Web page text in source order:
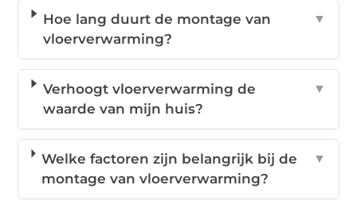
Hoe lang duurt de montage van
vloerverwarming?
▼
Verhoogt vloerverwarming de
waarde van mijn huis?
▼
Welke factoren zijn belangrijk bij de
montage van vloerverwarming?
▼